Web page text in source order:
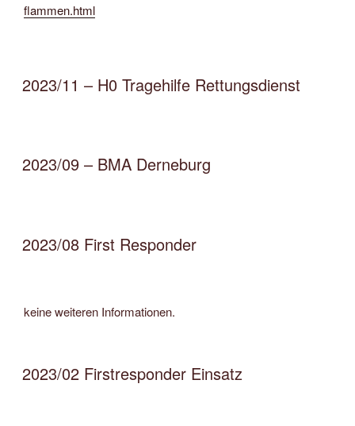
flammen.html
2023/11 – H0 Tragehilfe Rettungsdienst
2023/09 – BMA Derneburg
2023/08 First Responder
keine weiteren Informationen.
2023/02 Firstresponder Einsatz